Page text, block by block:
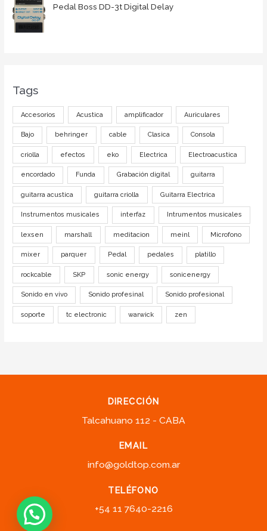
Pedal Boss DD-3t Digital Delay
Tags
Accesorios Acustica amplificador Auriculares
Bajo behringer cable Clasica Consola
criolla efectos eko Electrica Electroacustica
encordado Funda Grabación digital guitarra
guitarra acustica guitarra criolla Guitarra Electrica
Instrumentos musicales interfaz Intrumentos musicales
lexsen marshall meditacion meinl Microfono
mixer parquer Pedal pedales platillo
rockcable SKP sonic energy sonicenergy
Sonido en vivo Sonido profesinal Sonido profesional
soporte tc electronic warwick zen
DIRECCIÓN
Talcahuano 112 - CABA
EMAIL
info@goldtop.com.ar
TELÉFONO
+54 11 7640-2216